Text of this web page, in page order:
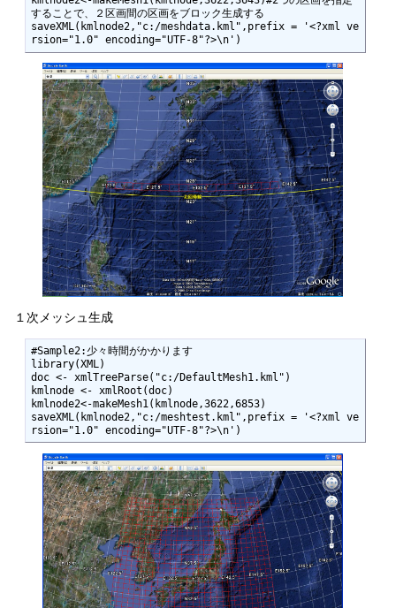
することで、２区画間の区画をブロック生成する
saveXML(kmlnode2,"c:/meshdata.kml",prefix = '<?xml ve
rsion="1.0" encoding="UTF-8"?>\n')
１次メッシュ生成
#Sample2:少々時間がかかります
library(XML)
doc <- xmlTreeParse("c:/DefaultMesh1.kml")
kmlnode <- xmlRoot(doc)
kmlnode2<-makeMesh1(kmlnode,3622,6853)
saveXML(kmlnode2,"c:/meshtest.kml",prefix = '<?xml ve
rsion="1.0" encoding="UTF-8"?>\n')